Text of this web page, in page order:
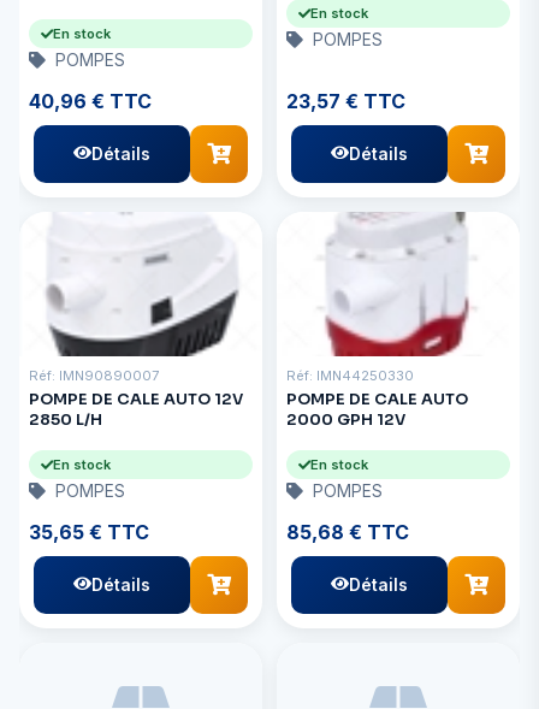
En stock
POMPES
40,96 € TTC
Détails
En stock
POMPES
23,57 € TTC
Détails
Réf: IMN90890007
POMPE DE CALE AUTO 12V
2850 L/H
En stock
POMPES
35,65 € TTC
Détails
Réf: IMN44250330
POMPE DE CALE AUTO
2000 GPH 12V
En stock
POMPES
85,68 € TTC
Détails